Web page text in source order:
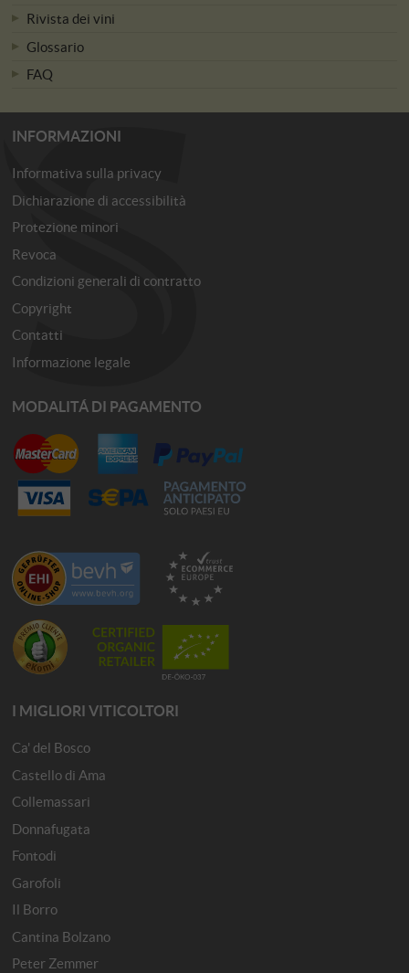
Rivista dei vini
Glossario
FAQ
INFORMAZIONI
Informativa sulla privacy
Dichiarazione di accessibilità
Protezione minori
Revoca
Condizioni generali di contratto
Copyright
Contatti
Informazione legale
MODALITÁ DI PAGAMENTO
I MIGLIORI VITICOLTORI
Ca' del Bosco
Castello di Ama
Collemassari
Donnafugata
Fontodi
Garofoli
Il Borro
Cantina Bolzano
Peter Zemmer